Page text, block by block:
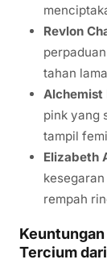
Revlon
tahan
Alchemist
pink yang
tampil
Elizabeth
rempah
Tercium